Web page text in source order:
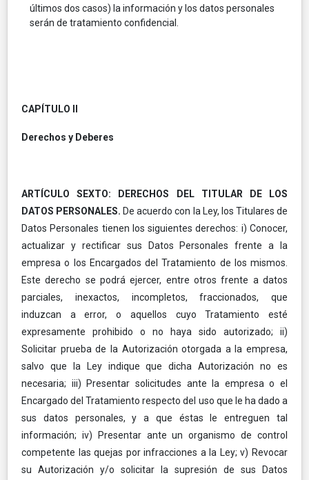
últimos dos casos) la información y los datos personales
serán de tratamiento confidencial.
CAPÍTULO II
Derechos y Deberes
ARTÍCULO SEXTO: DERECHOS DEL TITULAR DE LOS
DATOS PERSONALES. De acuerdo con la Ley, los Titulares de
Datos Personales tienen los siguientes derechos: i) Conocer,
actualizar y rectificar sus Datos Personales frente a la
empresa o los Encargados del Tratamiento de los mismos.
Este derecho se podrá ejercer, entre otros frente a datos
parciales, inexactos, incompletos, fraccionados, que
induzcan a error, o aquellos cuyo Tratamiento esté
expresamente prohibido o no haya sido autorizado; ii)
Solicitar prueba de la Autorización otorgada a la empresa,
salvo que la Ley indique que dicha Autorización no es
necesaria; iii) Presentar solicitudes ante la empresa o el
Encargado del Tratamiento respecto del uso que le ha dado a
sus datos personales, y a que éstas le entreguen tal
información; iv) Presentar ante un organismo de control
competente las quejas por infracciones a la Ley; v) Revocar
su Autorización y/o solicitar la supresión de sus Datos